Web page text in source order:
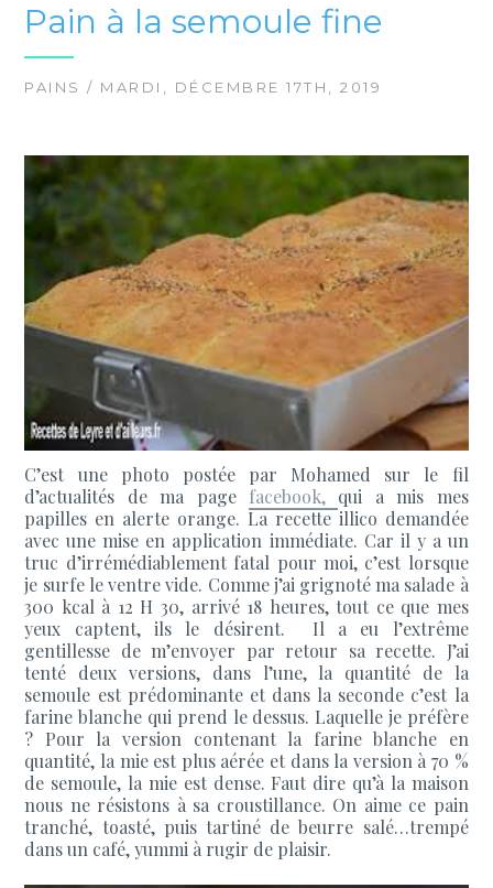
Pain à la semoule fine
PAINS / MARDI, DÉCEMBRE 17TH, 2019
C’est une photo postée par Mohamed sur le fil
d’actualités de ma page facebook, qui a mis mes
papilles en alerte orange. La recette illico demandée
avec une mise en application immédiate. Car il y a un
truc d’irrémédiablement fatal pour moi, c’est lorsque
je surfe le ventre vide. Comme j’ai grignoté ma salade à
300 kcal à 12 H 30, arrivé 18 heures, tout ce que mes
yeux captent, ils le désirent. Il a eu l’extrême
gentillesse de m’envoyer par retour sa recette. J’ai
tenté deux versions, dans l’une, la quantité de la
semoule est prédominante et dans la seconde c’est la
farine blanche qui prend le dessus. Laquelle je préfère
? Pour la version contenant la farine blanche en
quantité, la mie est plus aérée et dans la version à 70 %
de semoule, la mie est dense. Faut dire qu’à la maison
nous ne résistons à sa croustillance. On aime ce pain
tranché, toasté, puis tartiné de beurre salé…trempé
dans un café, yummi à rugir de plaisir.